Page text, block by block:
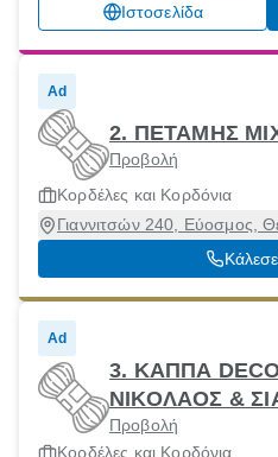
Ιστοσελίδα
Ad
2. ΠΕΤΑΜΗΣ
Προβολή
Κορδέλες και Κορδόνια
Γιαννιτσών 240, Εύοσμος,
Ad
3. ΚΑΠΠΑ
ΝΙΚΟΛΑΟΣ &
Προβολή
Κορδέλες και Κορδόνια